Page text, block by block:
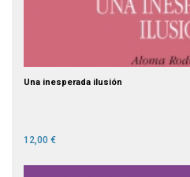
Una inesperada ilusión
12,00 €